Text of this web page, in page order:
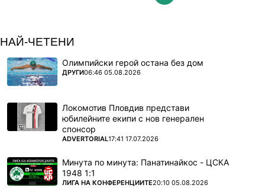
НАЙ-ЧЕТЕНИ
Олимпийски герой остана без дом
ПОВЕЧЕ ОТ
ДРУГИ06:46 05.08.2026
Локомотив Пловдив представи
юбилейните екипи с нов генерален
спонсор
ПОВЕЧЕ ОТ
ADVERTORIAL17:41 17.07.2026
Минута по минута: Панатинайкос - ЦСКА
1948 1:1
ПОВЕЧЕ ОТ
ЛИГА НА КОНФЕРЕНЦИИТЕ20:10 05.08.2026